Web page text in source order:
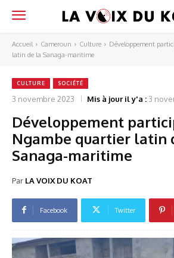
Accueil Cameroun Culture
Développement
latin de la Sanaga-maritime
CULTURE SOCIÉTÉ
3 novembre 2023 Mis à jour il y'a : 3
Développement
Ngambe quartier latin
Sanaga-maritime
Par LA VOIX DU KOAT
Facebook Twitter